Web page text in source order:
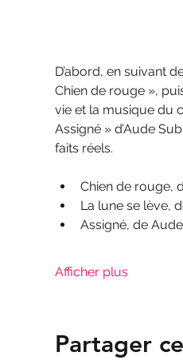
D’abord, en suivant
Chien de rouge »,
vie et la musique du
Assigné » d’Aude
faits réels.
Chien de rouge,
La lune se lève,
Assigné, de
Afficher plus
Partager